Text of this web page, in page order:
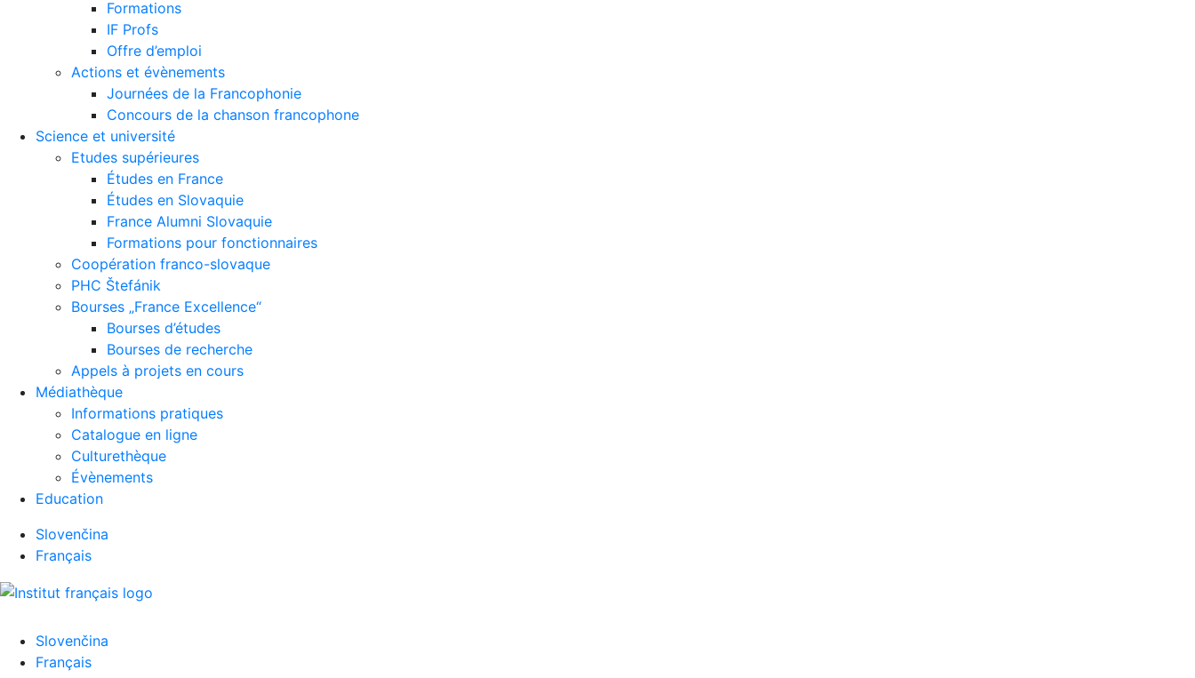
Formations
IF Profs
Offre d’emploi
Actions et évènements
Journées de la Francophonie
Concours de la chanson francophone
Science et université
Etudes supérieures
Études en France
Études en Slovaquie
France Alumni Slovaquie
Formations pour fonctionnaires
Coopération franco-slovaque
PHC Štefánik
Bourses „France Excellence“
Bourses d’études
Bourses de recherche
Appels à projets en cours
Médiathèque
Informations pratiques
Catalogue en ligne
Culturethèque
Évènements
Education
Slovenčina
Français
Slovenčina
Français